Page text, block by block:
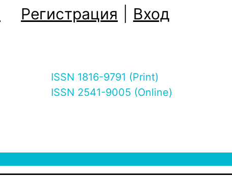
Регистрация Вход
ISSN 1816-9791 (Print)
ISSN 2541-9005 (Online)